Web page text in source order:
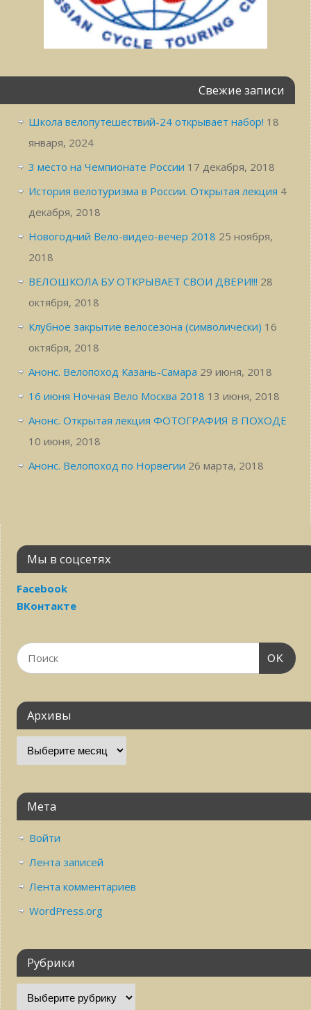
Свежие записи
Школа велопутешествий-24 открывает набор! 18
января, 2024
3 место на Чемпионате России 17 декабря, 2018
История велотуризма в России. Открытая лекция 4
декабря, 2018
Новогодний Вело-видео-вечер 2018 25 ноября,
2018
ВЕЛОШКОЛА БУ ОТКРЫВАЕТ СВОИ ДВЕРИ!!! 28
октября, 2018
Клубное закрытие велосезона (символически) 16
октября, 2018
Анонс. Велопоход Казань-Самара 29 июня, 2018
16 июня Ночная Вело Москва 2018 13 июня, 2018
Анонс. Открытая лекция ФОТОГРАФИЯ В ПОХОДЕ
10 июня, 2018
Анонс. Велопоход по Норвегии 26 марта, 2018
Мы в соцсетях
Facebook
ВКонтакте
OK
Архивы
Мета
Войти
Лента записей
Лента комментариев
WordPress.org
Рубрики